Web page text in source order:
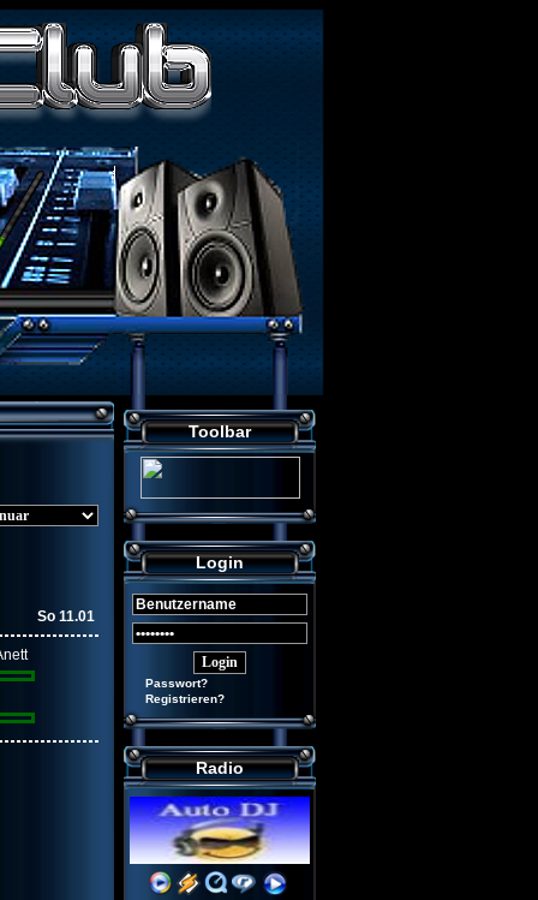
VON SALLYS RADIO ::..
So 11.01
Toolbar
Login
Passwort?
Registrieren?
Radio